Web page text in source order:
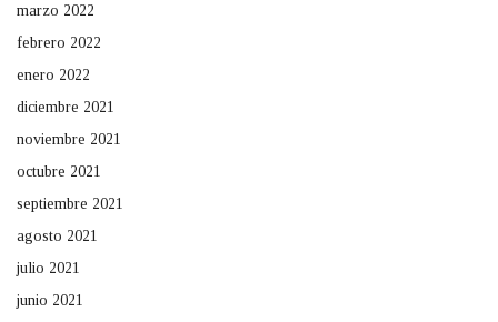
marzo 2022
febrero 2022
enero 2022
diciembre 2021
noviembre 2021
octubre 2021
septiembre 2021
agosto 2021
julio 2021
junio 2021